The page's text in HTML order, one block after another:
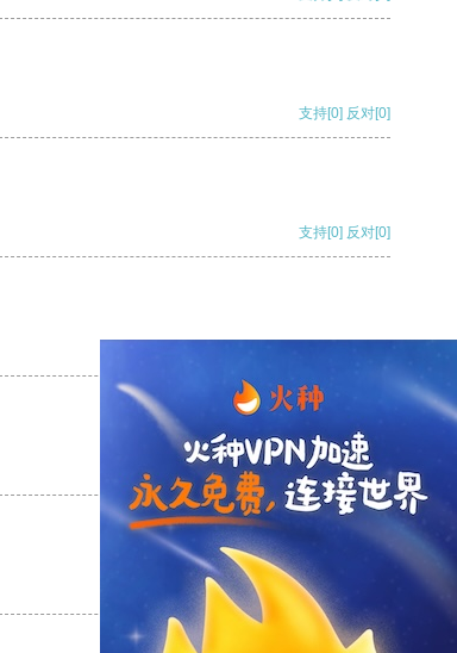
支持[0] 反对[0]
支持[0] 反对[0]
支持 [0] 反对 [0]
支持